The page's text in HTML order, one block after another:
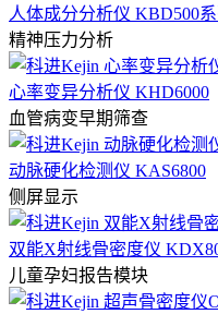
人体成分分析仪 KBD500系
精神压力分析
心率变异分析仪 KHD6000
血管病变早期筛查
动脉硬化检测仪 KAS6800
侧屏显示
双能X射线骨密度仪
儿童孕妇报告模块